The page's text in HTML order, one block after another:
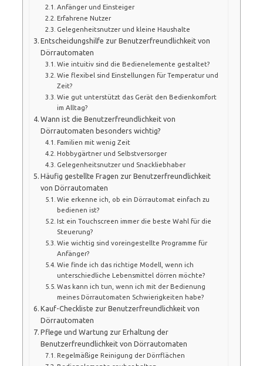
Anfänger und Einsteiger
Erfahrene Nutzer
Gelegenheitsnutzer und kleine Haushalte
Entscheidungshilfe zur Benutzerfreundlichkeit von
Dörrautomaten
Wie intuitiv sind die Bedienelemente gestaltet?
Wie flexibel sind Einstellungen für Temperatur und
Zeit?
Wie gut unterstützt das Gerät den Bedienkomfort
im Alltag?
Wann ist die Benutzerfreundlichkeit von
Dörrautomaten besonders wichtig?
Familien mit wenig Zeit
Hobbygärtner und Selbstversorger
Gelegenheitsnutzer und Snackliebhaber
Häufig gestellte Fragen zur Benutzerfreundlichkeit
von Dörrautomaten
Wie erkenne ich, ob ein Dörrautomat einfach zu
bedienen ist?
Ist ein Touchscreen immer die beste Wahl für die
Steuerung?
Wie wichtig sind voreingestellte Programme für
Anfänger?
Wie finde ich das richtige Modell, wenn ich
unterschiedliche Lebensmittel dörren möchte?
Was kann ich tun, wenn ich mit der Bedienung
meines Dörrautomaten Schwierigkeiten habe?
Kauf-Checkliste zur Benutzerfreundlichkeit von
Dörrautomaten
Pflege und Wartung zur Erhaltung der
Benutzerfreundlichkeit von Dörrautomaten
Regelmäßige Reinigung der Dörrflächen